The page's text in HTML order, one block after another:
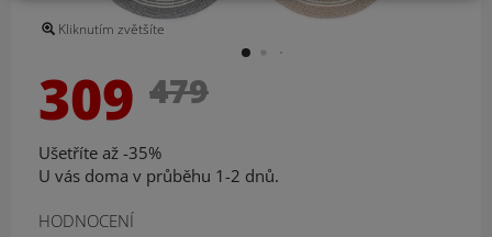
Kliknutím zvětšíte
309 479
Ušetříte až -35%
U vás doma v průběhu 1-2 dnů.
HODNOCENÍ